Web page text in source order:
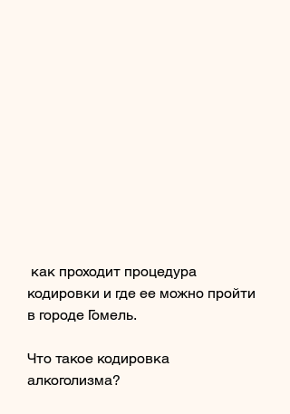
кодировки и где ее можно пройти
в городе Гомель.
Что такое кодировка
алкоголизма?